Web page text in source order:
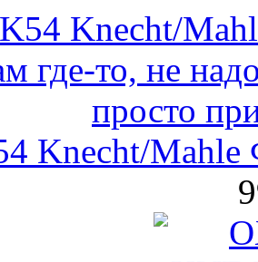
Knecht/Mahle